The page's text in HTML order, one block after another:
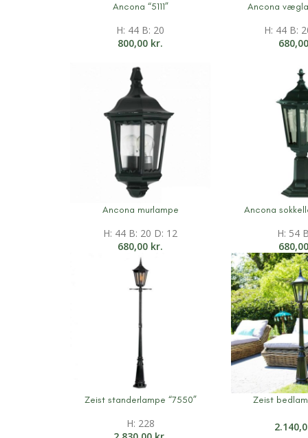
Ancona “5111”
H: 44 B: 20
800,00 kr.
Mere
Ancona
H: 44 B:
Ancona murlampe
H: 44 B: 20 D: 12
680,00 kr.
Ancona
H: 54
Zeist standerlampe “7550”
H: 228
Zeist